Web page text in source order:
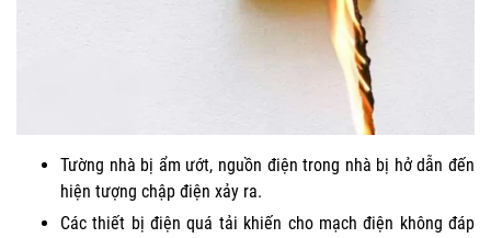
Tường nhà bị ẩm ướt, nguồn điện trong nhà bị hở dẫn đến
hiện tượng chập điện xảy ra.
Các thiết bị điện quá tải khiến cho mạch điện không đáp